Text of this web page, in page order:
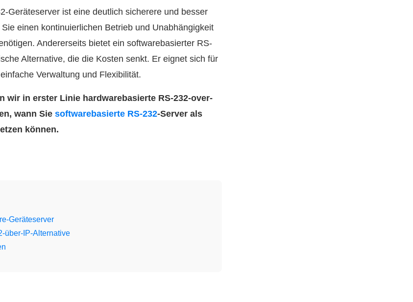
Geräteserver ist eine deutlich sicherere und besser
einen kontinuierlichen Betrieb und Unabhängigkeit
Andererseits bietet ein softwarebasierter RS-
Alternative, die die Kosten senkt. Er eignet sich für
Verwaltung und Flexibilität.
wir in erster Linie hardwarebasierte RS-232-over-
wann Sie softwarebasierte RS-232-Server als
können.
Geräteserver
über-IP-Alternative